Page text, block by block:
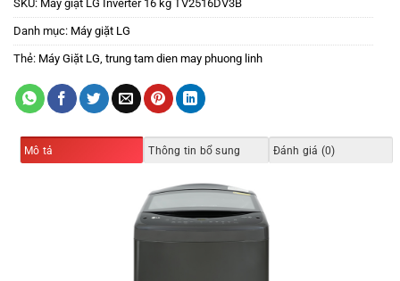
SKU: Máy giặt LG Inverter 16 kg TV2516DV3B
Danh mục: Máy giặt LG
Thẻ: Máy Giặt LG, trung tam dien may phuong linh
Mô tả Thông tin bổ sung Đánh giá (0)